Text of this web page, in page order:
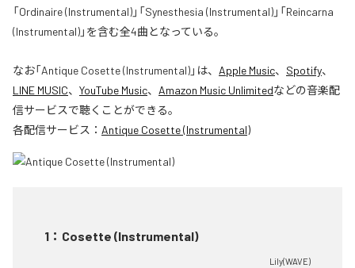
「Ordinaire (Instrumental)」「Synesthesia (Instrumental)」「Reincarna
(Instrumental)」を含む全4曲となっている。
なお「Antique Cosette (Instrumental)」は、 Apple Music、 Spotify、
LINE MUSIC、 YouTube Music、 Amazon Music Unlimitedなどの音楽配
信サービスで聴くことができる。
各配信サービス： Antique Cosette (Instrumental)
1 ： Cosette (Instrumental)
Lily(WAVE)